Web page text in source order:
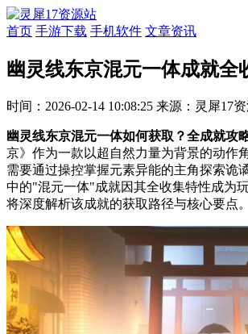
首页 手游下载 手机软件 文章资讯
幽灵线东京混元一体成就全
时间：2026-02-14 10:08:25 来源：灵犀17
幽灵线东京混元一体如何获取？全成就攻
京》作为一款以超自然力量为背景的动作
需要通过操控掌握元素异能的主角探索诡
中的"混元一体"成就因其全收集特性成为
将深度解析该成就的获取路径与核心要点。